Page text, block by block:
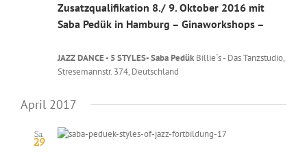
Zusatzqualifikation 8./ 9. Oktober 2016 mit
Saba Pedük in Hamburg – Ginaworkshops –
JAZZ DANCE - 5 STYLES- Saba Pedük Billie´s - Das Tanzstudio,
Stresemannstr. 374, Deutschland
April 2017
Sa.
29